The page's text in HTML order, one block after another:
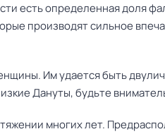
есть определенная доля
производят сильное
Им удается быть
Дануты, будьте
многих лет.